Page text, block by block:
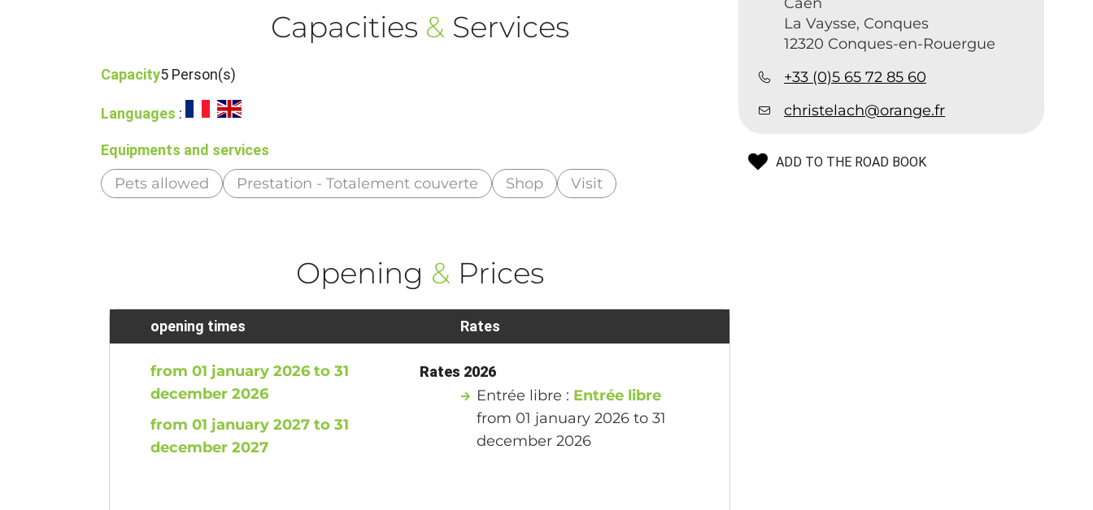
La Vaysse, Conques
12320 Conques-en-Rouergue
+33 (0)5 65 72 85 60
christelach@orange.fr
ADD TO THE ROAD BOOK
Capacities & Services
Capacity5 Person(s)
Languages :
Equipments and services
Pets allowed Prestation - Totalement couverte Shop Visit
Opening & Prices
opening times
from 01 january 2026 to 31
december 2026
from 01 january 2027 to 31
december 2027
Rates
Rates 2026
Entrée libre : Entrée libre
from 01 january 2026 to 31
december 2026